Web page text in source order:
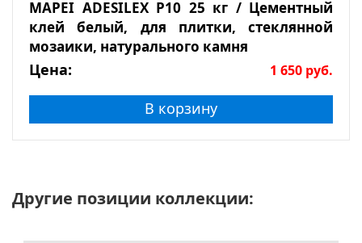
MAPEI ADESILEX P10 25 кг / Цементный
клей белый, для плитки, стеклянной
мозаики, натурального камня
Цена: 1 650 руб.
В корзину
Другие позиции коллекции: